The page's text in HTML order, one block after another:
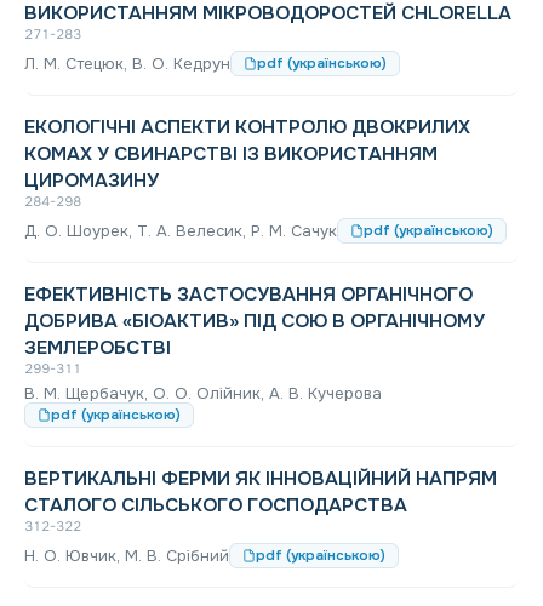
ВИКОРИСТАННЯМ МІКРОВОДОРОСТЕЙ CHLORELLA
271-283
Л. М. Стецюк, В. О. Кедрун pdf (українською)
ЕКОЛОГІЧНІ АСПЕКТИ КОНТРОЛЮ ДВОКРИЛИХ
КОМАХ У СВИНАРСТВІ ІЗ ВИКОРИСТАННЯМ
ЦИРОМАЗИНУ
284-298
Д. О. Шоурек, Т. А. Велесик, Р. М. Сачук pdf (українською)
ЕФЕКТИВНІСТЬ ЗАСТОСУВАННЯ ОРГАНІЧНОГО
ДОБРИВА «БІОАКТИВ» ПІД СОЮ В ОРГАНІЧНОМУ
ЗЕМЛЕРОБСТВІ
299-311
В. М. Щербачук, О. О. Олійник, А. В. Кучерова
pdf (українською)
ВЕРТИКАЛЬНІ ФЕРМИ ЯК ІННОВАЦІЙНИЙ НАПРЯМ
СТАЛОГО СІЛЬСЬКОГО ГОСПОДАРСТВА
312-322
Н. О. Ювчик, М. В. Срібний pdf (українською)